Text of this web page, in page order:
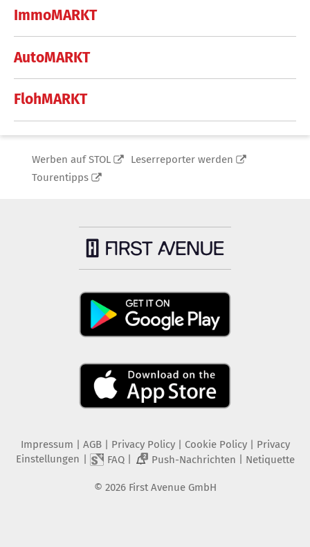
ImmoMARKT
AutoMARKT
FlohMARKT
Werben auf STOL
Leserreporter werden
Tourentipps
Impressum | AGB | Privacy Policy| Cookie Policy| Privacy
Einstellungen | FAQ| 2 Push-Nachrichten | Netiquette
© 2026 First Avenue GmbH